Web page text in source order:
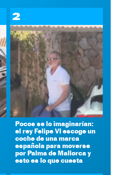
2
Pocos se lo imaginarían:
el rey Felipe VI escoge un
coche de una marca
española para moverse
por Palma de Mallorca y
esto es lo que cuesta